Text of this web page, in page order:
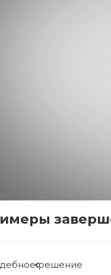
решение